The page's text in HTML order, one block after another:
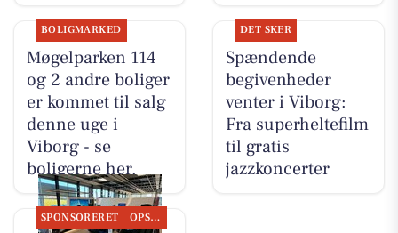
BOLIGMARKED
Møgelparken 114
og 2 andre boliger
er kommet til salg
denne uge i
Viborg - se
boligerne her.
DET SKER
Spændende
begivenheder
venter i Viborg:
Fra superheltefilm
til gratis
jazzkoncerter
SPONSORERET OPSLAGSTAVLEN